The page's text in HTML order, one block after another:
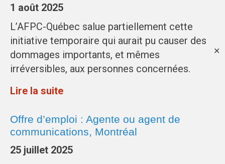
✕
1 août 2025
L’AFPC-Québec salue partiellement cette
initiative temporaire qui aurait pu causer des
dommages importants, et mêmes
irréversibles, aux personnes concernées.
Lire la suite
Offre d’emploi : Agente ou agent de
communications, Montréal
25 juillet 2025